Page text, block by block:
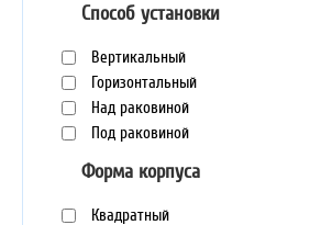
Способ установки
Вертикальный
Горизонтальный
Над раковиной
Под раковиной
Форма корпуса
Квадратный